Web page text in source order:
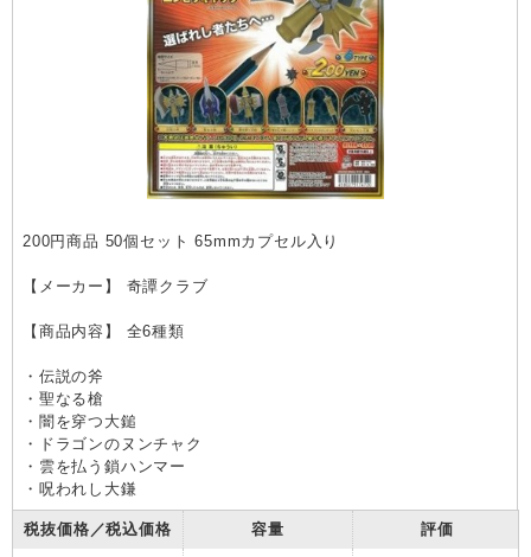
200円商品 50個セット 65mmカプセル入り
【メーカー】 奇譚クラブ
【商品内容】 全6種類
・伝説の斧
・聖なる槍
・闇を穿つ大鎚
・ドラゴンのヌンチャク
・雲を払う鎖ハンマー
・呪われし大鎌
税抜価格／税込価格 容量 評価